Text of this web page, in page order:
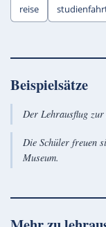
reise
Beispielsätze
Der Lehrausflug
Die Schüler freuen
Museum.